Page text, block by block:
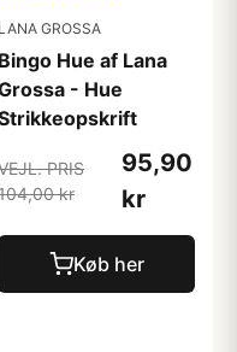
LANA GROSSA
Bingo Hue af Lana
- Hue
PRIS
kr
95,90
kr
Køb her